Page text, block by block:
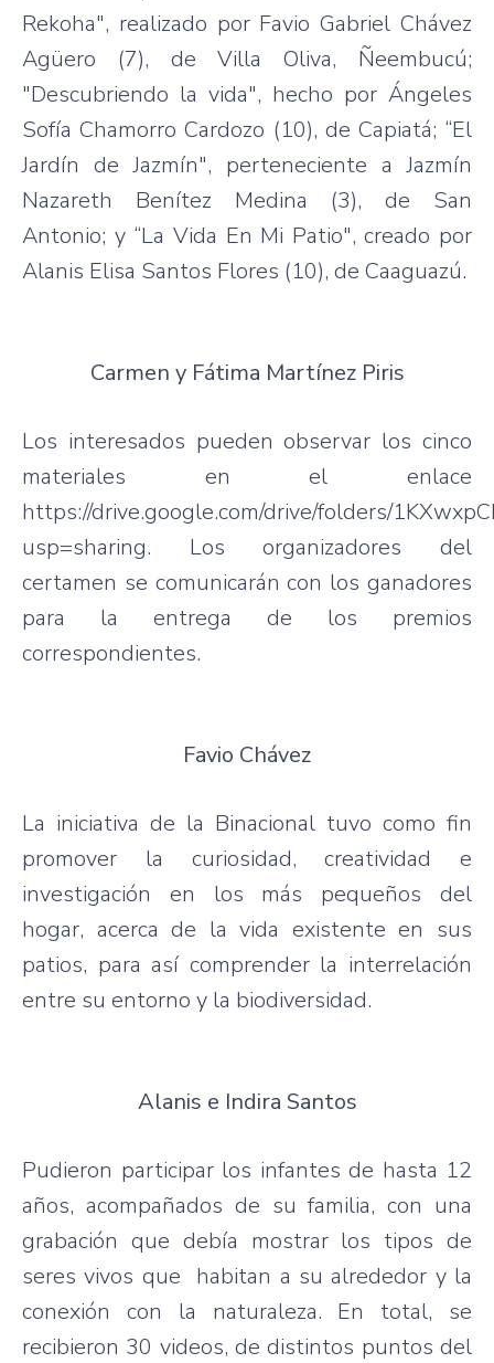
Rekoha", realizado por Favio Gabriel Chávez
Agüero (7), de Villa Oliva, Ñeembucú;
"Descubriendo la vida", hecho por Ángeles
Sofía Chamorro Cardozo (10), de Capiatá; “El
Jardín de Jazmín", perteneciente a Jazmín
Nazareth Benítez Medina (3), de San
Antonio; y “La Vida En Mi Patio", creado por
Alanis Elisa Santos Flores (10), de Caaguazú.
Carmen y Fátima Martínez Piris
Los interesados pueden observar los cinco
materiales en el enlace
https://drive.google.com/drive/folders/
usp=sharing. Los organizadores del
certamen se comunicarán con los ganadores
para la entrega de los premios
correspondientes.
Favio Chávez
La iniciativa de la Binacional tuvo como fin
promover la curiosidad, creatividad e
investigación en los más pequeños del
hogar, acerca de la vida existente en sus
patios, para así comprender la interrelación
entre su entorno y la biodiversidad.
Alanis e Indira Santos
Pudieron participar los infantes de hasta 12
años, acompañados de su familia, con una
grabación que debía mostrar los tipos de
seres vivos que habitan a su alrededor y la
conexión con la naturaleza. En total, se
recibieron 30 videos, de distintos puntos del